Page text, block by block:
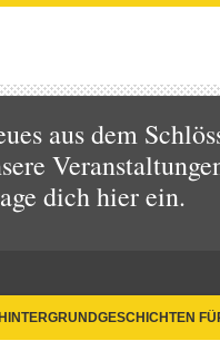
aus dem
dich hier ein.
HINTERGRUNDGESCHICHTEN